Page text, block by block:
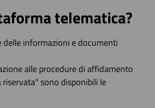
telematica?
delle informazioni e documenti
alle procedure di affidamento
riservata" sono disponibili le